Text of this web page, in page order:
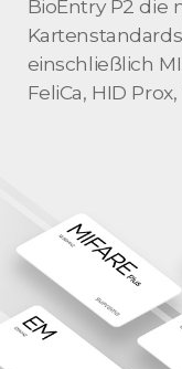
BioEntry P2 die
einschließlich
FeliCa, HID Prox,